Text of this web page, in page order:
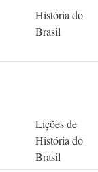
História do
Brasil
Lições de
História do
Brasil